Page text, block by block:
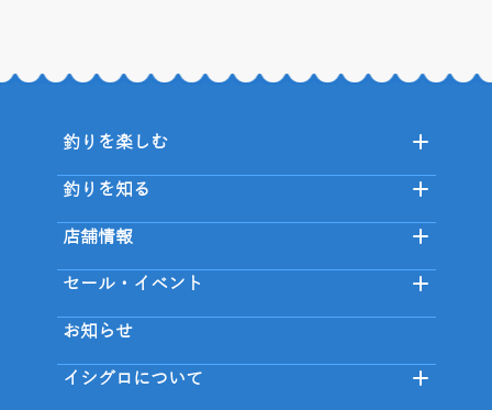
釣りを楽しむ
釣りを知る
店舗情報
セール・イベント
お知らせ
イシグロについて